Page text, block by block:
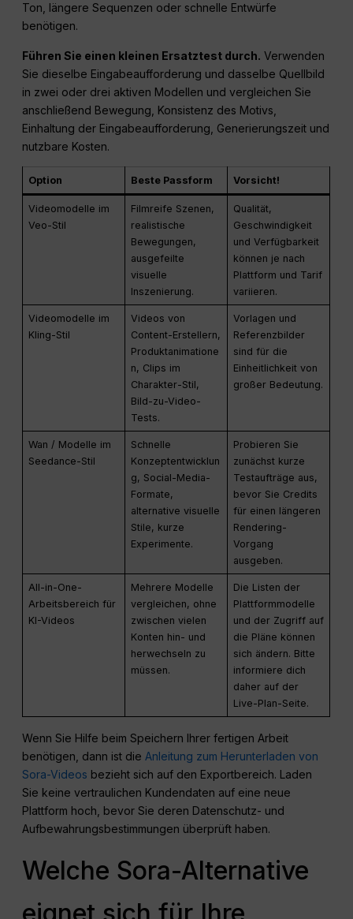
Ton, längere Sequenzen oder schnelle Entwürfe
benötigen.
Führen Sie einen kleinen Ersatztest durch. Verwenden
Sie dieselbe Eingabeaufforderung und dasselbe Quellbild
in zwei oder drei aktiven Modellen und vergleichen Sie
anschließend Bewegung, Konsistenz des Motivs,
Einhaltung der Eingabeaufforderung, Generierungszeit und
nutzbare Kosten.
Option Beste Passform Vorsicht!
Videomodelle im
Veo-Stil
Filmreife Szenen,
realistische
Bewegungen,
ausgefeilte
visuelle
Inszenierung.
Qualität,
Geschwindigkeit
und Verfügbarkeit
können je nach
Plattform und Tarif
variieren.
Videomodelle im
Kling-Stil
Videos von
Content-Erstellern,
Produktanimatione
n, Clips im
Charakter-Stil,
Bild-zu-Video-
Tests.
Vorlagen und
Referenzbilder
sind für die
Einheitlichkeit von
großer Bedeutung.
Wan / Modelle im
Seedance-Stil
Schnelle
Konzeptentwicklun
g, Social-Media-
Formate,
alternative visuelle
Stile, kurze
Experimente.
Probieren Sie
zunächst kurze
Testaufträge aus,
bevor Sie Credits
für einen längeren
Rendering-
Vorgang
ausgeben.
All-in-One-
Arbeitsbereich für
KI-Videos
Mehrere Modelle
vergleichen, ohne
zwischen vielen
Konten hin- und
herwechseln zu
müssen.
Die Listen der
Plattformmodelle
und der Zugriff auf
die Pläne können
sich ändern. Bitte
informiere dich
daher auf der
Live-Plan-Seite.
Wenn Sie Hilfe beim Speichern Ihrer fertigen Arbeit
benötigen, dann ist dieAnleitung zum Herunterladen von
Sora-Videos bezieht sich auf den Exportbereich. Laden
Sie keine vertraulichen Kundendaten auf eine neue
Plattform hoch, bevor Sie deren Datenschutz- und
Aufbewahrungsbestimmungen überprüft haben.
Welche Sora-Alternative
eignet sich für Ihre